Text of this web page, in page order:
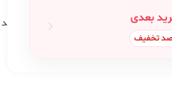
با فرمولی ویژه برای جوجه های تازه متولد
برای دستگاه گوارش کوچک
بعدی